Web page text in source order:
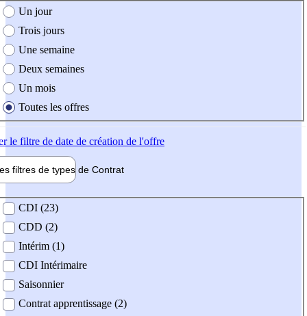
création de l'offre
Un jour
Trois jours
Une semaine
Deux semaines
Un mois
Toutes les offres
le filtre de date de création de l'offre
filtres de types de Contrat
contrat
CDI (23)
CDD (2)
Intérim (1)
CDI Intérimaire
Saisonnier
Contrat apprentissage (2)